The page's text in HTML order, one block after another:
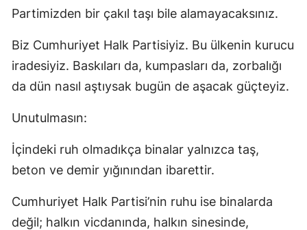
Partimizden bir çakıl taşı bile alamayacaksınız.
Biz Cumhuriyet Halk Partisiyiz. Bu ülkenin kurucu
iradesiyiz. Baskıları da, kumpasları da, zorbalığı
da dün nasıl aştıysak bugün de aşacak güçteyiz.
Unutulmasın:
İçindeki ruh olmadıkça binalar yalnızca taş,
beton ve demir yığınından ibarettir.
Cumhuriyet Halk Partisi’nin ruhu ise binalarda
değil; halkın vicdanında, halkın sinesinde,